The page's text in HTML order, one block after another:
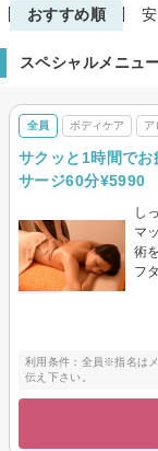
レナージュ
ジー
おすすめ順
スペシャルメニュ
全員 ボディケア ア
サクッと1時間で
サージ60分¥5990
し
マ
術
フ
利用条件：全員※指名は
伝え下さい。